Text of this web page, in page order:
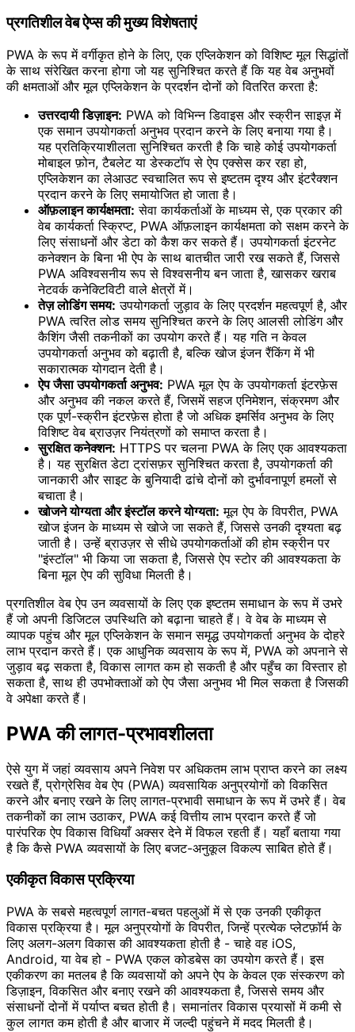
प्रगतिशील वेब ऐप्स की मुख्य विशेषताएं
PWA के रूप में वर्गीकृत होने के लिए, एक एप्लिकेशन को विशिष्ट मूल सिद्धांतों
के साथ संरेखित करना होगा जो यह सुनिश्चित करते हैं कि यह वेब अनुभवों
की क्षमताओं और मूल एप्लिकेशन के प्रदर्शन दोनों को वितरित करता है:
उत्तरदायी डिज़ाइन: PWA को विभिन्न डिवाइस और स्क्रीन साइज़ में
एक समान उपयोगकर्ता अनुभव प्रदान करने के लिए बनाया गया है।
यह प्रतिक्रियाशीलता सुनिश्चित करती है कि चाहे कोई उपयोगकर्ता
मोबाइल फ़ोन, टैबलेट या डेस्कटॉप से ​​​​ऐप एक्सेस कर रहा हो,
एप्लिकेशन का लेआउट स्वचालित रूप से इष्टतम दृश्य और इंटरैक्शन
प्रदान करने के लिए समायोजित हो जाता है।
ऑफ़लाइन कार्यक्षमता: सेवा कार्यकर्ताओं के माध्यम से, एक प्रकार की
वेब कार्यकर्ता स्क्रिप्ट, PWA ऑफ़लाइन कार्यक्षमता को सक्षम करने के
लिए संसाधनों और डेटा को कैश कर सकते हैं। उपयोगकर्ता इंटरनेट
कनेक्शन के बिना भी ऐप के साथ बातचीत जारी रख सकते हैं, जिससे
PWA अविश्वसनीय रूप से विश्वसनीय बन जाता है, खासकर खराब
नेटवर्क कनेक्टिविटी वाले क्षेत्रों में।
तेज़ लोडिंग समय: उपयोगकर्ता जुड़ाव के लिए प्रदर्शन महत्वपूर्ण है, और
PWA त्वरित लोड समय सुनिश्चित करने के लिए आलसी लोडिंग और
कैशिंग जैसी तकनीकों का उपयोग करते हैं। यह गति न केवल
उपयोगकर्ता अनुभव को बढ़ाती है, बल्कि खोज इंजन रैंकिंग में भी
सकारात्मक योगदान देती है।
ऐप जैसा उपयोगकर्ता अनुभव: PWA मूल ऐप के उपयोगकर्ता इंटरफ़ेस
और अनुभव की नकल करते हैं, जिसमें सहज एनिमेशन, संक्रमण और
एक पूर्ण-स्क्रीन इंटरफ़ेस होता है जो अधिक इमर्सिव अनुभव के लिए
विशिष्ट वेब ब्राउज़र नियंत्रणों को समाप्त करता है।
सुरक्षित कनेक्शन: HTTPS पर चलना PWA के लिए एक आवश्यकता
है। यह सुरक्षित डेटा ट्रांसफ़र सुनिश्चित करता है, उपयोगकर्ता की
जानकारी और साइट के बुनियादी ढांचे दोनों को दुर्भावनापूर्ण हमलों से
बचाता है।
खोजने योग्यता और इंस्टॉल करने योग्यता: मूल ऐप के विपरीत, PWA
खोज इंजन के माध्यम से खोजे जा सकते हैं, जिससे उनकी दृश्यता बढ़
जाती है। उन्हें ब्राउज़र से सीधे उपयोगकर्ताओं की होम स्क्रीन पर
"इंस्टॉल" भी किया जा सकता है, जिससे ऐप स्टोर की आवश्यकता के
बिना मूल ऐप की सुविधा मिलती है।
प्रगतिशील वेब ऐप उन व्यवसायों के लिए एक इष्टतम समाधान के रूप में उभरे
हैं जो अपनी डिजिटल उपस्थिति को बढ़ाना चाहते हैं। वे वेब के माध्यम से
व्यापक पहुंच और मूल एप्लिकेशन के समान समृद्ध उपयोगकर्ता अनुभव के दोहरे
लाभ प्रदान करते हैं। एक आधुनिक व्यवसाय के रूप में, PWA को अपनाने से
जुड़ाव बढ़ सकता है, विकास लागत कम हो सकती है और पहुँच का विस्तार हो
सकता है, साथ ही उपभोक्ताओं को ऐप जैसा अनुभव भी मिल सकता है जिसकी
वे अपेक्षा करते हैं।
PWA की लागत-प्रभावशीलता
ऐसे युग में जहां व्यवसाय अपने निवेश पर अधिकतम लाभ प्राप्त करने का लक्ष्य
रखते हैं, प्रोग्रेसिव वेब ऐप (PWA) व्यवसायिक अनुप्रयोगों को विकसित
करने और बनाए रखने के लिए लागत-प्रभावी समाधान के रूप में उभरे हैं। वेब
तकनीकों का लाभ उठाकर, PWA कई वित्तीय लाभ प्रदान करते हैं जो
पारंपरिक ऐप विकास विधियाँ अक्सर देने में विफल रहती हैं। यहाँ बताया गया
है कि कैसे PWA व्यवसायों के लिए बजट-अनुकूल विकल्प साबित होते हैं।
एकीकृत विकास प्रक्रिया
PWA के सबसे महत्वपूर्ण लागत-बचत पहलुओं में से एक उनकी एकीकृत
विकास प्रक्रिया है। मूल अनुप्रयोगों के विपरीत, जिन्हें प्रत्येक प्लेटफ़ॉर्म के
लिए अलग-अलग विकास की आवश्यकता होती है - चाहे वह iOS,
Android, या वेब हो - PWA एकल कोडबेस का उपयोग करते हैं। इस
एकीकरण का मतलब है कि व्यवसायों को अपने ऐप के केवल एक संस्करण को
डिज़ाइन, विकसित और बनाए रखने की आवश्यकता है, जिससे समय और
संसाधनों दोनों में पर्याप्त बचत होती है। समानांतर विकास प्रयासों में कमी से
कुल लागत कम होती है और बाजार में जल्दी पहुंचने में मदद मिलती है।